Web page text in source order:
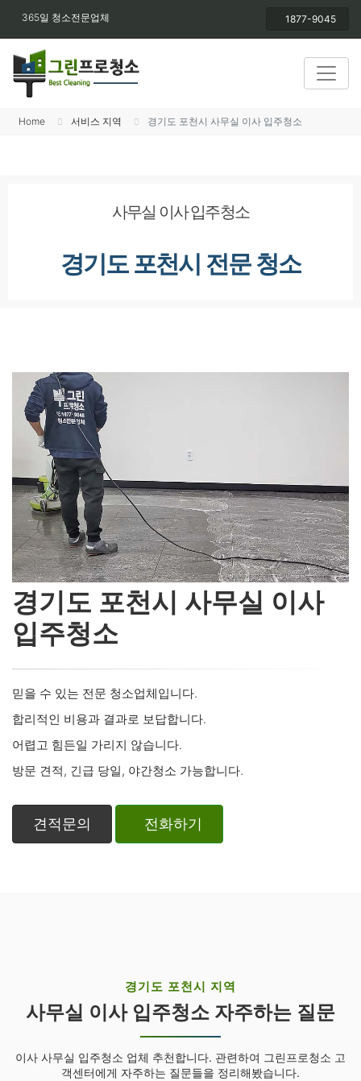
365일 청소전문업체 1877-9045
Home 서비스 지역 경기도 포천시 사무실 이사 입주청소
사무실 이사 입주청소
경기도 포천시 전문 청소
경기도 포천시 사무실 이사
입주청소
믿을 수 있는 전문 청소업체입니다.
합리적인 비용과 결과로 보답합니다.
어렵고 힘든일 가리지 않습니다.
방문 견적, 긴급 당일, 야간청소 가능합니다.
견적문의 전화하기
경기도 포천시 지역
사무실 이사 입주청소 자주하는 질문
이사 사무실 입주청소 업체 추천합니다. 관련하여 그린프로청소 고
객센터에게 자주하는 질문들을 정리해봤습니다.